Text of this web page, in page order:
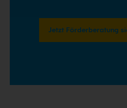
Jetzt Förderberatung